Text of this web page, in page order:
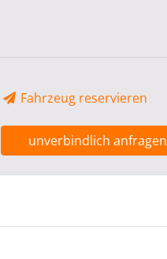
Fahrzeug reservieren
unverbindlich anfragen